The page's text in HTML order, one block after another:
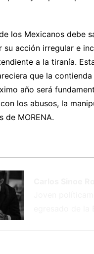
los Mexicanos debe
su acción irregular e
a la tiranía.
que la
año será
los abusos, la
de MORENA.